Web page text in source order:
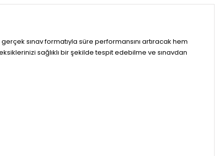
sınav formatıyla süre performansını artıracak hem
sağlıklı bir şekilde tespit edebilme ve sınavdan